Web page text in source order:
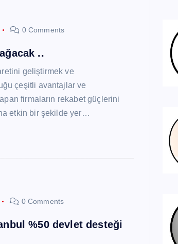
0 Comments
..
geliştirmek ve
çeşitli avantajlar ve
firmaların rekabet güçlerini
etkin bir şekilde yer…
0 Comments
%50 devlet desteği